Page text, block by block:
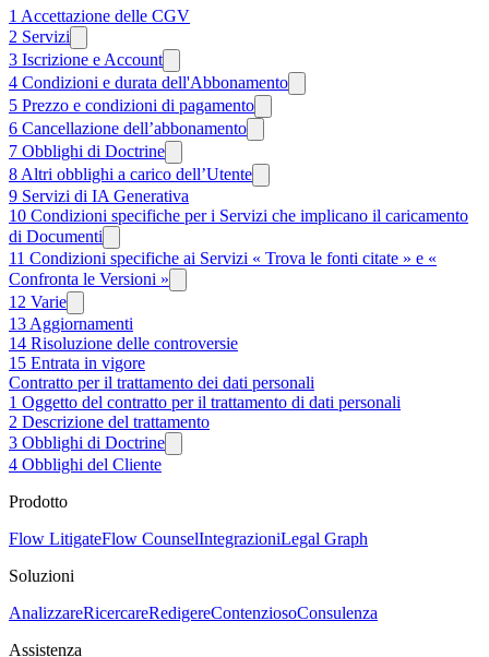
1 Accettazione delle CGV
2 Servizi
3 Iscrizione e Account
4 Condizioni e durata dell'Abbonamento
5 Prezzo e condizioni di pagamento
6 Cancellazione dell’abbonamento
7 Obblighi di Doctrine
8 Altri obblighi a carico dell’Utente
9 Servizi di IA Generativa
10 Condizioni specifiche per i Servizi che implicano il caricamento
di Documenti
11 Condizioni specifiche ai Servizi « Trova le fonti citate » e «
Confronta le Versioni »
12 Varie
13 Aggiornamenti
14 Risoluzione delle controversie
15 Entrata in vigore
Contratto per il trattamento dei dati personali
1 Oggetto del contratto per il trattamento di dati personali
2 Descrizione del trattamento
3 Obblighi di Doctrine
4 Obblighi del Cliente
Prodotto
Flow LitigateFlow CounselIntegrazioniLegal Graph
Soluzioni
AnalizzareRicercareRedigereContenziosoConsulenza
Assistenza